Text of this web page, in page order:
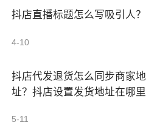
抖店直播标题怎么写吸引人？
4-10
抖店代发退货怎么同步商家地
址？抖店设置发货地址在哪里
5-11